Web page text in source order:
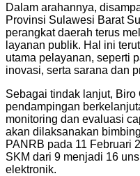
Dalam arahannya,
Provinsi Sulawesi Barat
perangkat daerah terus
layanan publik. Hal ini
utama pelayanan, seperti
inovasi, serta sarana dan
Sebagai tindak lanjut, Biro
pendampingan
monitoring dan evaluasi
akan dilaksanakan
PANRB pada 11 Februari
SKM dari 9 menjadi 16
elektronik.